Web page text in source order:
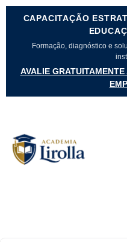
CAPACITAÇÃO
Formação, diagnóstico e
AVALIE